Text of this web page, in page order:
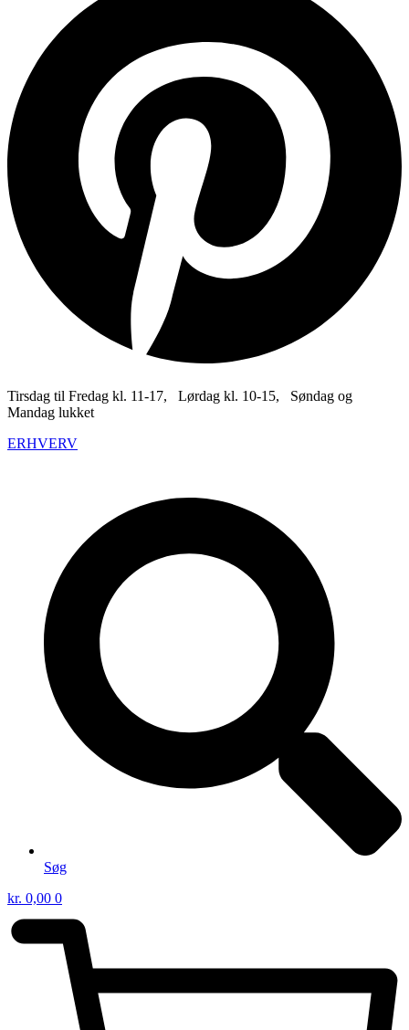
Tirsdag til Fredag kl. 11-17, Lørdag kl. 10-15, Søndag og
Mandag lukket
ERHVERV
Søg
kr. 0,00 0